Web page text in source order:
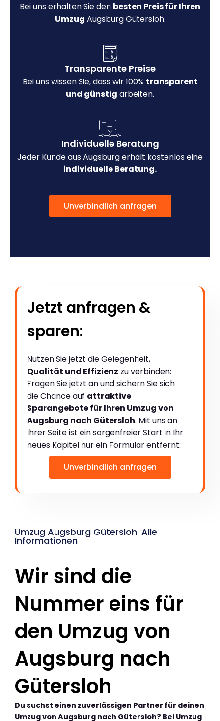
Bei uns erhalten Sie den besten Preis für Ihren
Umzug Augsburg Gütersloh.
Transparente Preise
Bei uns wissen Sie, dass wir 100% transparent
und günstig arbeiten.
Individuelle Beratung
Jeder Kunde aus Augsburg erhält kostenlos eine
individuelle Beratung.
Unverbindlich anfragen
Jetzt anfragen &
sparen:
Nutzen Sie jetzt die Gelegenheit,
Qualität und Effizienz zu verbinden:
Fragen Sie jetzt an und sichern Sie sich
die Chance auf attraktive
Sparangebote für Ihren Umzug von
Augsburg nach Gütersloh. Mit uns an
Ihrer Seite ist ein sorgenfreier Start in Ihr
neues Kapitel nur ein Formular entfernt:
Unverbindlich anfragen
Umzug Augsburg Gütersloh: Alle
Informationen
Wir sind die
Nummer eins für
den Umzug von
Augsburg nach
Gütersloh
Du suchst einen zuverlässigen Partner für deinen
Umzug von Augsburg nach Gütersloh? Bei Umzug